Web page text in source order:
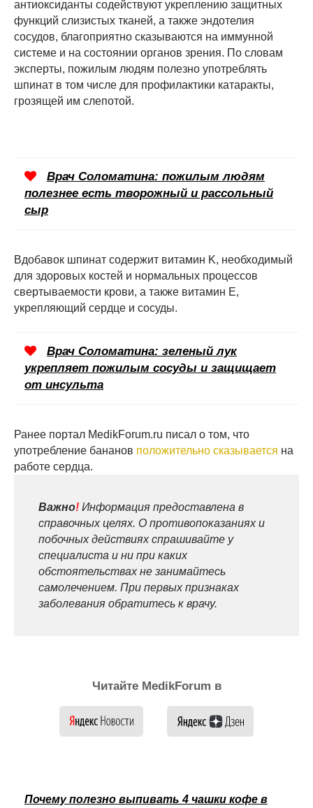
антиоксиданты содействуют укреплению защитных
функций слизистых тканей, а также эндотелия
сосудов, благоприятно сказываются на иммунной
системе и на состоянии органов зрения. По словам
эксперты, пожилым людям полезно употреблять
шпинат в том числе для профилактики катаракты,
грозящей им слепотой.
Врач Соломатина: пожилым людям
полезнее есть творожный и рассольный
сыр
Вдобавок шпинат содержит витамин K, необходимый
для здоровых костей и нормальных процессов
свертываемости крови, а также витамин E,
укрепляющий сердце и сосуды.
Врач Соломатина: зеленый лук
укрепляет пожилым сосуды и защищает
от инсульта
Ранее портал MedikForum.ru писал о том, что
употребление бананов положительно сказывается на
работе сердца.
Важно! Информация предоставлена в
справочных целях. О противопоказаниях и
побочных действиях спрашивайте у
специалиста и ни при каких
обстоятельствах не занимайтесь
самолечением. При первых признаках
заболевания обратитесь к врачу.
Читайте MedikForum в
Почему полезно выпивать 4 чашки кофе в